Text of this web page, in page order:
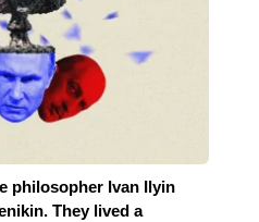
philosopher Ivan Ilyin
They lived a